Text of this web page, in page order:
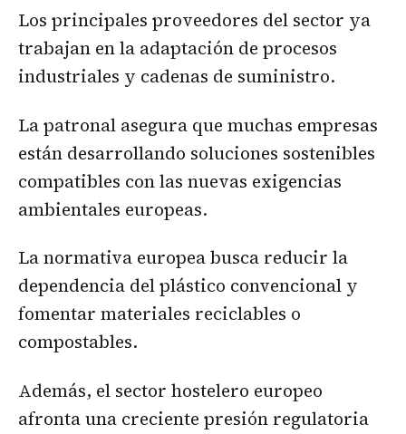
Los principales proveedores del sector ya
trabajan en la adaptación de procesos
industriales y cadenas de suministro.
La patronal asegura que muchas empresas
están desarrollando soluciones sostenibles
compatibles con las nuevas exigencias
ambientales europeas.
La normativa europea busca reducir la
dependencia del plástico convencional y
fomentar materiales reciclables o
compostables.
Además, el sector hostelero europeo
afronta una creciente presión regulatoria